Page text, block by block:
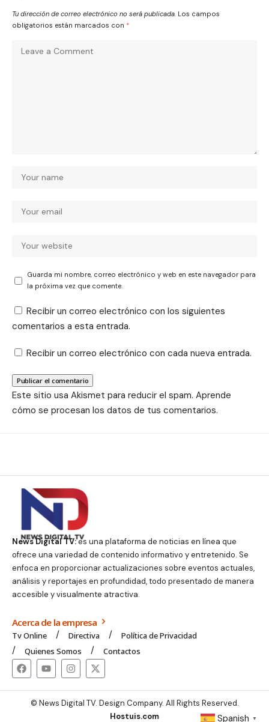
Tu dirección de correo electrónico no será publicada. Los campos
obligatorios están marcados con *
Guarda mi nombre, correo electrónico y web en este navegador para
la próxima vez que comente.
Recibir un correo electrónico con los siguientes
comentarios a esta entrada.
Recibir un correo electrónico con cada nueva entrada.
Este sitio usa Akismet para reducir el spam. Aprende
cómo se procesan los datos de tus comentarios.
News Digital TV:es una plataforma de noticias en línea que
ofrece una variedad de contenido informativo y entretenido. Se
enfoca en proporcionar actualizaciones sobre eventos actuales,
análisis y reportajes en profundidad, todo presentado de manera
accesible y visualmente atractiva.
Acerca de la empresa
Tv Online Directiva
Política de Privacidad
Quienes Somos
Contactos
© News Digital TV. Design Company. All Rights Reserved.
Hostuis.com
Spanish ▼